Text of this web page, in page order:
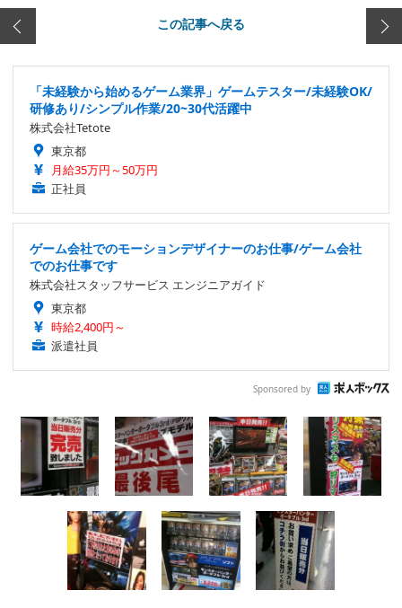
この記事へ戻る
「未経験から始めるゲーム業界」ゲームテスター/未経験OK/
研修あり/シンプル作業/20~30代活躍中
株式会社Tetote
東京都
月給35万円～50万円
正社員
ゲーム会社でのモーションデザイナーのお仕事/ゲーム会社
でのお仕事です
株式会社スタッフサービス エンジニアガイド
東京都
時給2,400円～
派遣社員
Sponsored by